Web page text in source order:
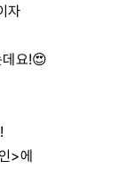
자
데요!😍
>에